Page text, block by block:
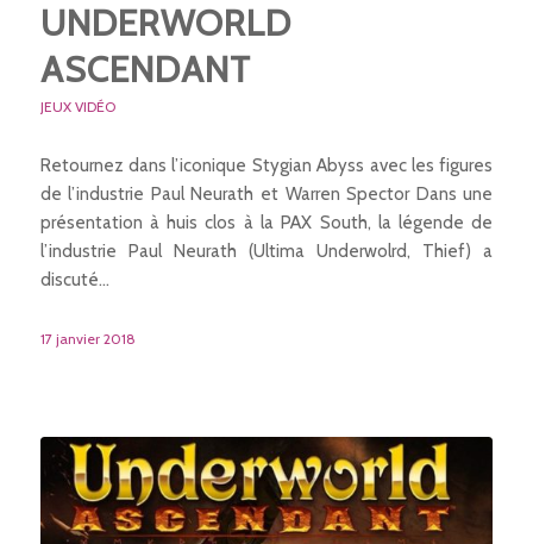
UNDERWORLD
ASCENDANT
JEUX VIDÉO
Retournez dans l’iconique Stygian Abyss avec les figures
de l’industrie Paul Neurath et Warren Spector Dans une
présentation à huis clos à la PAX South, la légende de
l’industrie Paul Neurath (Ultima Underwolrd, Thief) a
discuté…
17 janvier 2018